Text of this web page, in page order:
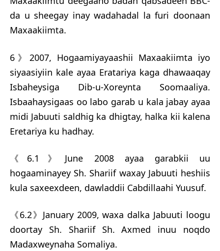
da u sheegay inay wadahadal la furi doonaan
Maxaakiimta.
6》2007, Hogaamiyayaashii Maxaakiimta iyo
siyaasiyiin kale ayaa Eratariya kaga dhawaaqay
Isbaheysiga Dib-u-Xoreynta Soomaaliya.
Isbaahaysigaas oo labo garab u kala jabay ayaa
midi Jabuuti saldhig ka dhigtay, halka kii kalena
Eretariya ku hadhay.
《6.1》June 2008 ayaa garabkii uu
hogaaminayey Sh. Shariif waxay Jabuuti heshiis
kula saxeexdeen, dawladdii Cabdillaahi Yuusuf.
《6.2》January 2009, waxa dalka Jabuuti loogu
doortay Sh. Shariif Sh. Axmed inuu noqdo
Madaxweynaha Somaliya.